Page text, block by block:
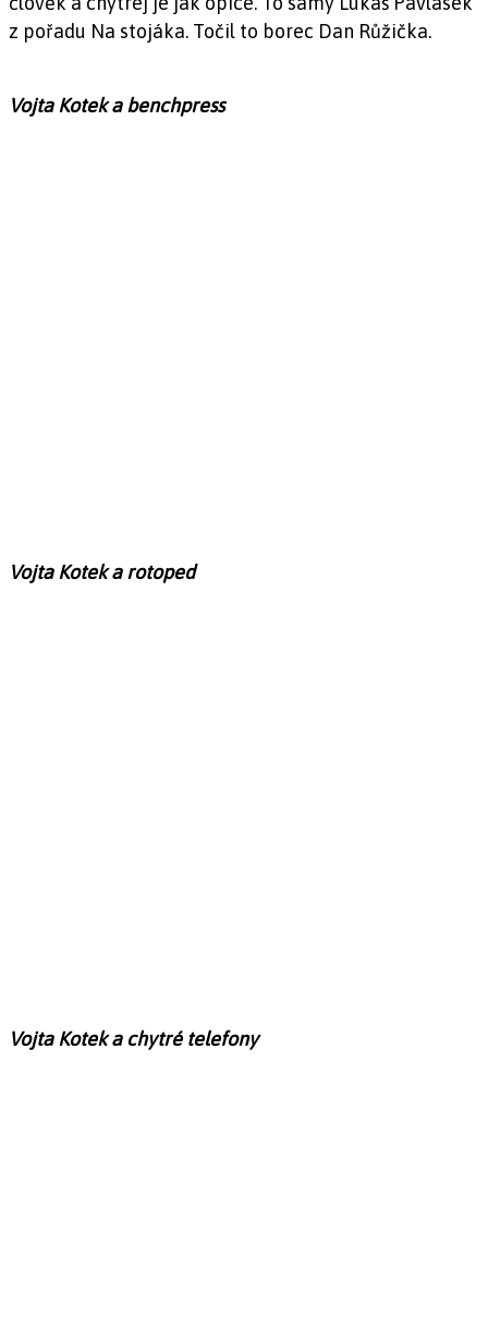
z pořadu Na stojáka. Točil to borec Dan Růžička.
Vojta Kotek a benchpress
Vojta Kotek a rotoped
Vojta Kotek a chytré telefony